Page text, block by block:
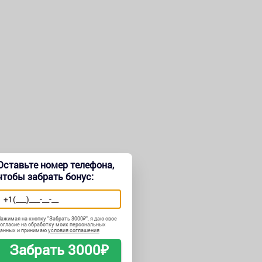
номер телефона,
забрать бонус:
на кнопку "Забрать 3000₽", я даю свое
на обработку моих персональных
и принимаюусловия соглашения
Забрать 3000₽